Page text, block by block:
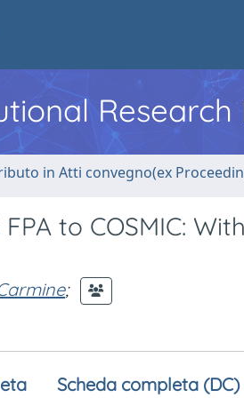
in Atti convegno(ex
to COSMIC:
;
Scheda completa (DC)